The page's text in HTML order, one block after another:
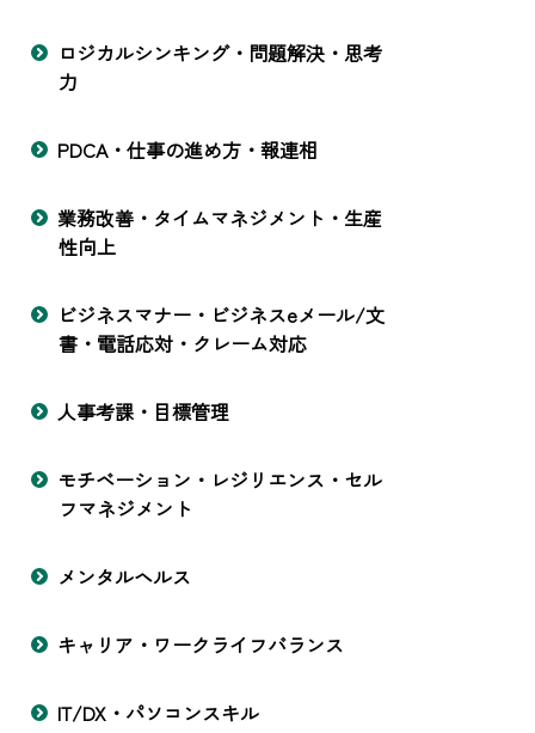
ロジカルシンキング・問題解決・思考
力
PDCA・仕事の進め方・報連相
業務改善・タイムマネジメント・生産
性向上
ビジネスマナー・ビジネスeメール/文
書・電話応対・クレーム対応
人事考課・目標管理
モチベーション・レジリエンス・セル
フマネジメント
メンタルヘルス
キャリア・ワークライフバランス
IT/DX・パソコンスキル